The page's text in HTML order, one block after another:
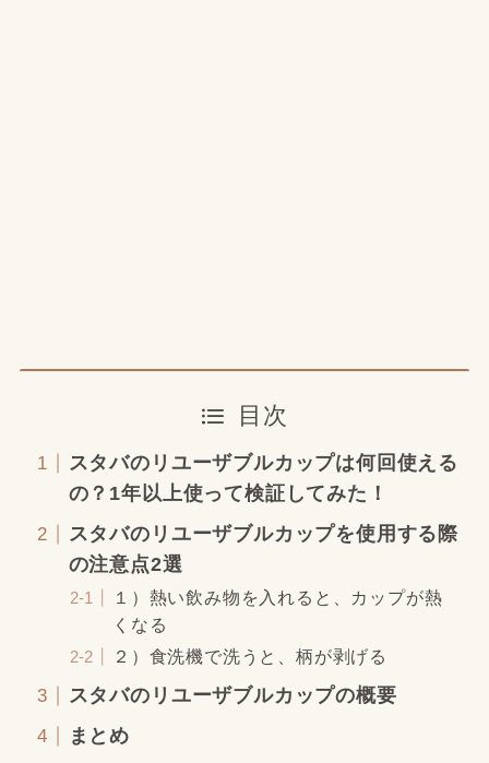
目次
スタバのリユーザブルカップは何回使える
の？1年以上使って検証してみた！
スタバのリユーザブルカップを使用する際
の注意点2選
１）熱い飲み物を入れると、カップが熱
くなる
２）食洗機で洗うと、柄が剥げる
スタバのリユーザブルカップの概要
まとめ